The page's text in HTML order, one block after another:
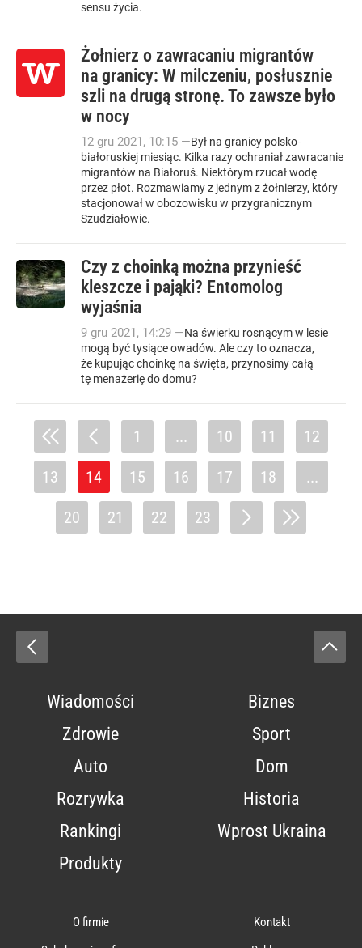
sensu życia.
Żołnierz o zawracaniu migrantów
na granicy: W milczeniu, posłusznie
szli na drugą stronę. To zawsze było
w nocy
12 gru 2021, 10:15 —Był na granicy polsko-
białoruskiej miesiąc. Kilka razy ochraniał zawracanie
migrantów na Białoruś. Niektórym rzucał wodę
przez płot. Rozmawiamy z jednym z żołnierzy, który
stacjonował w obozowisku w przygranicznym
Szudziałowie.
Czy z choinką można przynieść
kleszcze i pająki? Entomolog
wyjaśnia
9 gru 2021, 14:29 —Na świerku rosnącym w lesie
mogą być tysiące owadów. Ale czy to oznacza,
że kupując choinkę na święta, przynosimy całą
tę menażerię do domu?
1 ... 10 11 12
13 14 15 16 17 18 ...
20 21 22 23
Wiadomości
Biznes
Zdrowie
Sport
Auto
Dom
Rozrywka
Historia
Rankingi
Wprost Ukraina
Produkty
O firmie
Kontakt